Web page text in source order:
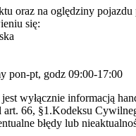
oraz na oględziny pojazdu
się:
pon-pt, godz 09:00-17:00
wyłącznie informacją
66, §1.Kodeksu
błędy lub